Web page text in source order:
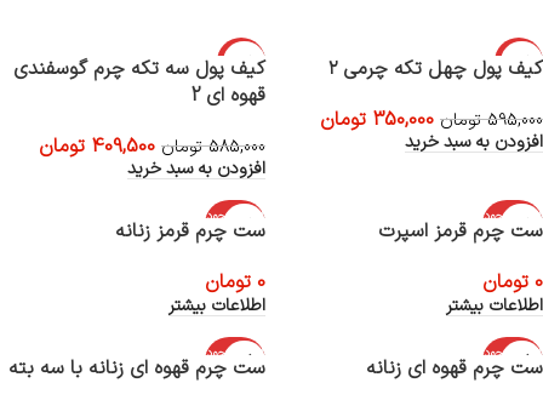
-41%
کیف پول چهل تکه چرمی ۲
595,000 تومان 350,000 تومان
افزودن به سبد خرید
-30%
کیف پول سه تکه چرم گوسفندی
قهوه ای 2
585,000 تومان 409,500 تومان
افزودن به سبد خرید
اتمام موجود
ی
ست چرم قرمز اسپرت
0 تومان
اطلاعات بیشتر
اتمام موجود
ی
ست چرم قرمز زنانه
0 تومان
اطلاعات بیشتر
اتمام موجود
ی
ست چرم قهوه ای زنانه
اتمام موجود
ی
ست چرم قهوه ای زنانه با سه بته